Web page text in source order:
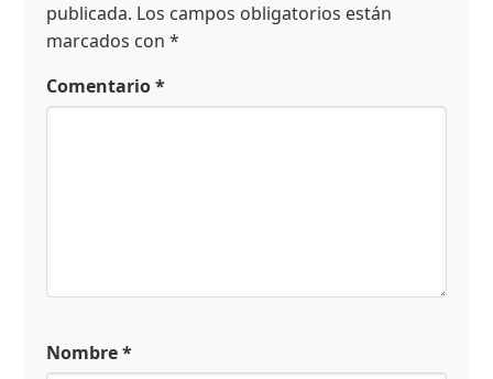
publicada. Los campos obligatorios están
marcados con*
Comentario*
Nombre*